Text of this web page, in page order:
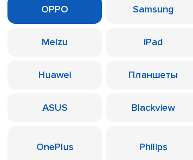
OPPO Samsung
Meizu iPad
Huawei Планшеты
ASUS Blackview
OnePlus Philips